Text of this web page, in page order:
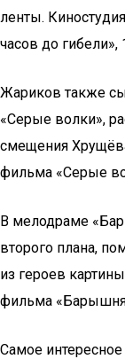
ленты.
часов до гибели»,
Жариков также
«Серые волки»,
смещения
фильма «Серые
В мелодраме
второго плана,
из героев
фильма
Самое интересное